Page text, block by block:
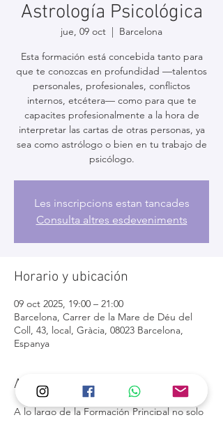
Astrología Psicológica
jue, 09 oct
  |
Barcelona
Esta formación está concebida tanto para
que te conozcas en profundidad —talentos
personales, profesionales, conflictos
internos, etcétera— como para que te
capacites profesionalmente a la hora de
interpretar las cartas de otras personas, ya
sea como astrólogo o bien en tu trabajo de
psicólogo.
Les inscripcions estan tancades
Consulta altres esdeveniments
Horario y ubicación
09 oct 2025, 19:00 – 21:00
Barcelona, Carrer de la Mare de Déu del
Coll, 43, local, Gràcia, 08023 Barcelona,
Espanya
Acerca del evento
A lo largo de la Formación Principal no solo